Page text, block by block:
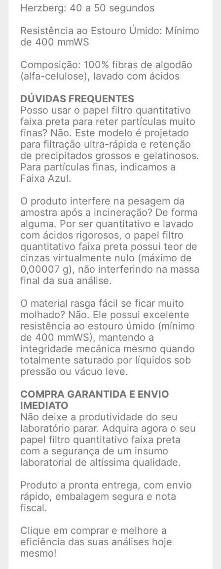
Herzberg: 40 a 50 segundos
Resistência ao Estouro Úmido: Mínimo
de 400 mmWS
Composição: 100% fibras de algodão
(alfa-celulose), lavado com ácidos
DÚVIDAS FREQUENTES
Posso usar o papel filtro quantitativo
faixa preta para reter partículas muito
finas? Não. Este modelo é projetado
para filtração ultra-rápida e retenção
de precipitados grossos e gelatinosos.
Para partículas finas, indicamos a
Faixa Azul.
O produto interfere na pesagem da
amostra após a incineração? De forma
alguma. Por ser quantitativo e lavado
com ácidos rigorosos, o papel filtro
quantitativo faixa preta possui teor de
cinzas virtualmente nulo (máximo de
0,00007 g), não interferindo na massa
final da sua análise.
O material rasga fácil se ficar muito
molhado? Não. Ele possui excelente
resistência ao estouro úmido (mínimo
de 400 mmWS), mantendo a
integridade mecânica mesmo quando
totalmente saturado por líquidos sob
pressão ou vácuo leve.
COMPRA GARANTIDA E ENVIO
IMEDIATO
Não deixe a produtividade do seu
laboratório parar. Adquira agora o seu
papel filtro quantitativo faixa preta
com a segurança de um insumo
laboratorial de altíssima qualidade.
Produto a pronta entrega, com envio
rápido, embalagem segura e nota
fiscal.
Clique em comprar e melhore a
eficiência das suas análises hoje
mesmo!